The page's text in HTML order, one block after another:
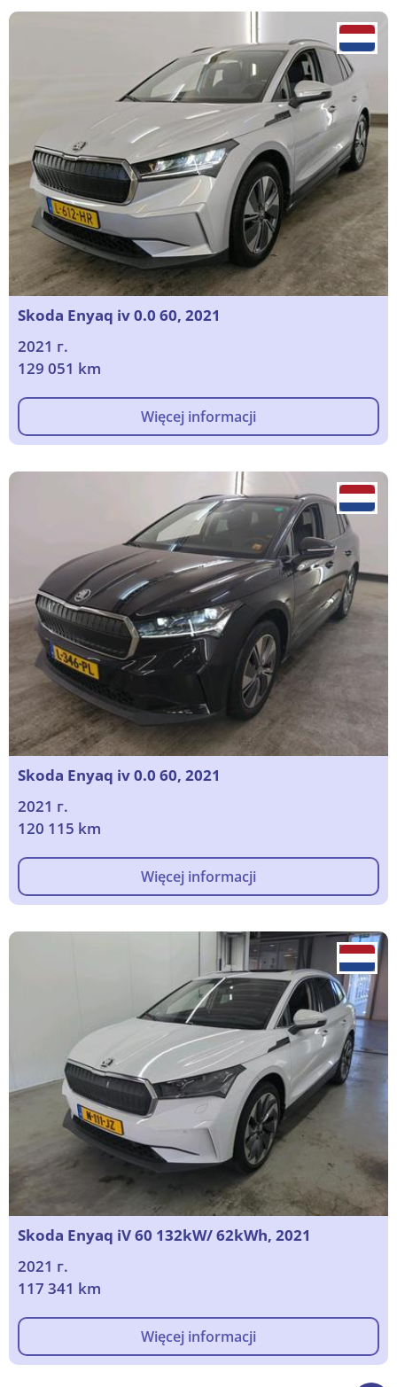
Skoda Enyaq iv 0.0 60, 2021
2021 г.
129 051 km
Więcej informacji
Skoda Enyaq iv 0.0 60, 2021
2021 г.
120 115 km
Więcej informacji
Skoda Enyaq iV 60 132kW/ 62kWh, 2021
2021 г.
117 341 km
Więcej informacji